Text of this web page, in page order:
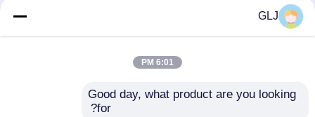
GLJ
6:01 PM
Good day, what product are you looking
for?